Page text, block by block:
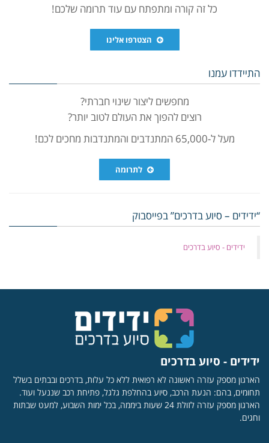
כל זה קורה ומתפתח עם עוד תרומה שלכם!
הצטרפו אלינו
התיידדו עמנו
מחפשים ליצור שינוי חברתי?
רוצים להפוך את העולם לטוב יותר?
מעל ל-65,000 המתנדבים והמתנדבות מחכים לכם!
לתרומה
“ידידים – סיוע בדרכים” בפייסבוק
‏ידידים - סיוע בדרכים
ידידים - סיוע בדרכים
הארגון מספק עזרה ראשונה לא רפואית ללא כל עלות, בדרכים ובבתים בשלל
תחומים, בהם: הנעת הרכב, סיוע בהחלפת גלגל, פתיחת רכב שננעל ועוד.
הארגון מספק עזרה לזולת 24 שעות ביממה, בכל ימות השבוע, למעט שבתות
וחגים.